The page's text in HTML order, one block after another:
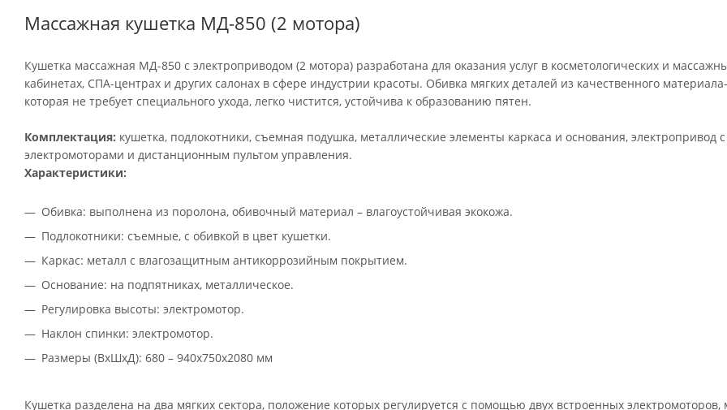
Массажная кушетка МД-850 (2 мотора)
Кушетка массажная МД-850 с электроприводом (2 мотора) разработана для оказания услуг в косметологических и
кабинетах, СПА-центрах и других салонах в сфере индустрии красоты. Обивка мягких деталей из качественного
которая не требует специального ухода, легко чистится, устойчива к образованию пятен.
Комплектация: кушетка, подлокотники, съемная подушка, металлические элементы каркаса и основания, электропривод
электромоторами и дистанционным пультом управления.
Характеристики:
Обивка: выполнена из поролона, обивочный материал – влагоустойчивая экокожа.
Подлокотники: съемные, с обивкой в цвет кушетки.
Каркас: металл с влагозащитным антикоррозийным покрытием.
Основание: на подпятниках, металлическое.
Регулировка высоты: электромотор.
Наклон спинки: электромотор.
Размеры (ВхШхД): 680 – 940х750х2080 мм
Кушетка разделена на два мягких сектора, положение которых регулируется с помощью двух встроенных